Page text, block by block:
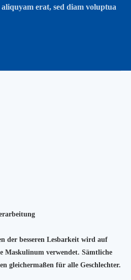
erat, sed diam voluptua
der besseren Lesbarkeit wird auf
Maskulinum verwendet. Sämtliche
gleichermaßen für alle Geschlechter.